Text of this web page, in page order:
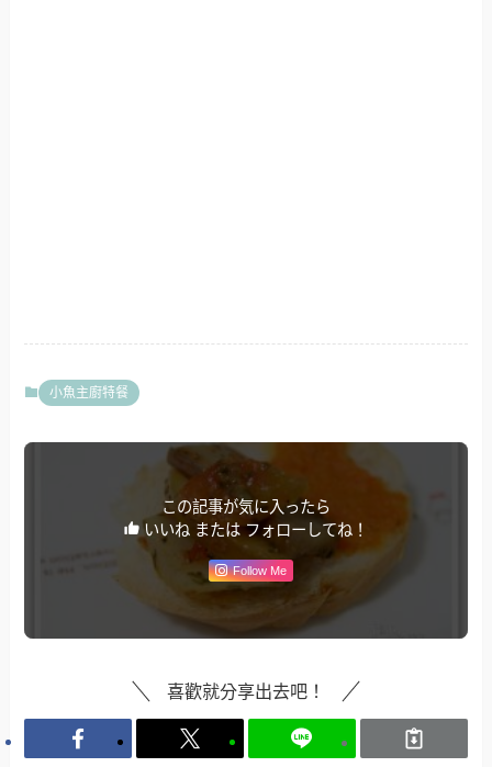
小魚主廚特餐
この記事が気に入ったら
いいね または フォローしてね！
Follow Me
喜歡就分享出去吧！